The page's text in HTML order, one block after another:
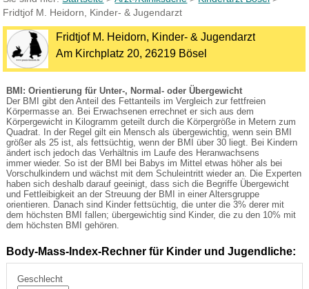
Fridtjof M. Heidorn, Kinder- & Jugendarzt
Fridtjof M. Heidorn, Kinder- & Jugendarzt
Am Kirchplatz 20, 26219 Bösel
BMI: Orientierung für Unter-, Normal- oder Übergewicht
Der BMI gibt den Anteil des Fettanteils im Vergleich zur fettfreien
Körpermasse an. Bei Erwachsenen errechnet er sich aus dem
Körpergewicht in Kilogramm geteilt durch die Körpergröße in Metern zum
Quadrat. In der Regel gilt ein Mensch als übergewichtig, wenn sein BMI
größer als 25 ist, als fettsüchtig, wenn der BMI über 30 liegt. Bei Kindern
ändert isch jedoch das Verhältnis im Laufe des Heranwachsens
immer wieder. So ist der BMI bei Babys im Mittel etwas höher als bei
Vorschulkindern und wächst mit dem Schuleintritt wieder an. Die Experten
haben sich deshalb darauf geeinigt, dass sich die Begriffe Übergewicht
und Fettleibigkeit an der Streuung der BMI in einer Altersgruppe
orientieren. Danach sind Kinder fettsüchtig, die unter die 3% derer mit
dem höchsten BMI fallen; übergewichtig sind Kinder, die zu den 10% mit
dem höchsten BMI gehören.
Body-Mass-Index-Rechner für Kinder und Jugendliche:
Geschlecht